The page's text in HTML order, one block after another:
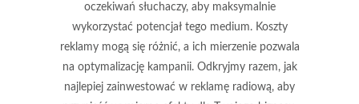
oczekiwań słuchaczy, aby maksymalnie
wykorzystać potencjał tego medium. Koszty
reklamy mogą się różnić, a ich mierzenie pozwala
na optymalizację kampanii. Odkryjmy razem, jak
najlepiej zainwestować w reklamę radiową, aby